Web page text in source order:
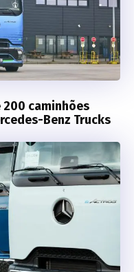
200 caminhões
Benz Trucks